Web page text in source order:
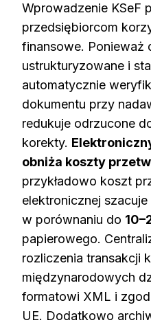
Wprowadzenie KSeF
przedsiębiorcom
finansowe. Ponieważ
ustrukturyzowane i
automatycznie
dokumentu przy
redukuje odrzucone
korekty.
obniża koszty
przykładowo koszt
elektronicznej szacuje
w porównaniu do
papierowego.
rozliczenia transakcji
międzynarodowych
formatowi XML i
UE. Dodatkowo